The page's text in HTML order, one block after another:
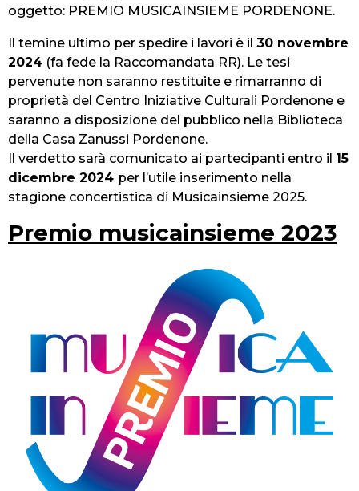
oggetto: PREMIO MUSICAINSIEME PORDENONE.
Il temine ultimo per spedire i lavori è il 30 novembre
2024 (fa fede la Raccomandata RR). Le tesi
pervenute non saranno restituite e rimarranno di
proprietà del Centro Iniziative Culturali Pordenone e
saranno a disposizione del pubblico nella Biblioteca
della Casa Zanussi Pordenone.
Il verdetto sarà comunicato ai partecipanti entro il 15
dicembre 2024 per l’utile inserimento nella
stagione concertistica di Musicainsieme 2025.
Premio musicainsieme 2023